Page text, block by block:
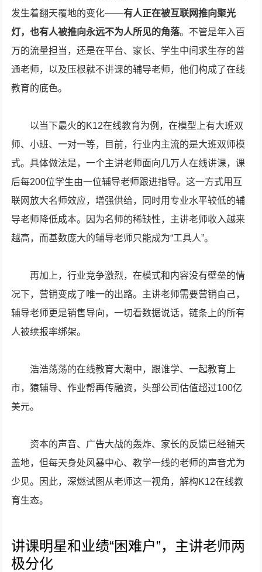
发生着翻天覆地的变化——有人正在被互联网推向聚光
灯，也有人被推向永远不为人所见的角落。不管是年入百
万的流量担当，还是在平台、家长、学生中间求生存的普
通老师，以及压根就不讲课的辅导老师，他们构成了在线
教育的底色。
以当下最火的K12在线教育为例，在模型上有大班双
师、小班、一对一等，目前，行业内主流的是大班双师模
式。具体做法是，一个主讲老师面向几万人在线讲课，课
后每200位学生由一位辅导老师跟进指导。这一方式用互
联网放大名师效应，增强供给，同时用专业水平较低的辅
导老师降低成本。因为名师的稀缺性，主讲老师收入越来
越高，而基数庞大的辅导老师只能成为“工具人”。
再加上，行业竞争激烈，在模式和内容没有壁垒的情
况下，营销变成了唯一的出路。主讲老师需要营销自己，
辅导老师更是销售导向，一切看数据说话，链条上的所有
人被续报率绑架。
浩浩荡荡的在线教育大潮中，跟谁学、一起教育上
市，猿辅导、作业帮再传融资，头部公司估值超过100亿
美元。
资本的声音、广告大战的轰炸、家长的反馈已经铺天
盖地，但每天身处风暴中心、教学一线的老师的声音尤为
少见。因此，深燃试图从老师这一视角，解构K12在线教
育生态。
讲课明星和业绩“困难户”，主讲老师两
极分化